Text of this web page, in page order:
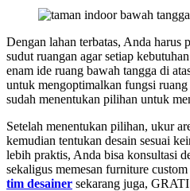
Dengan lahan terbatas, Anda harus
sudut ruangan agar setiap
enam ide ruang bawah tangga di
untuk mengoptimalkan fungsi
sudah menentukan pilihan untuk
Setelah menentukan pilihan, ukur
kemudian tentukan desain sesuai
lebih praktis, Anda bisa konsultasi
sekaligus memesan furniture
tim desainer sekarang juga,